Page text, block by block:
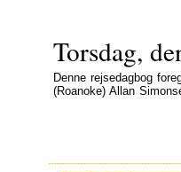
Torsdag,
Denne rejsedagbog
(Roanoke) Allan